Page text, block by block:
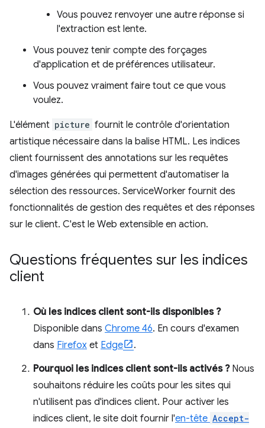
Vous pouvez renvoyer une autre réponse si
l'extraction est lente.
Vous pouvez tenir compte des forçages
d'application et de préférences utilisateur.
Vous pouvez vraiment faire tout ce que vous
voulez.
L'élément picture fournit le contrôle d'orientation
artistique nécessaire dans la balise HTML. Les indices
client fournissent des annotations sur les requêtes
d'images générées qui permettent d'automatiser la
sélection des ressources. ServiceWorker fournit des
fonctionnalités de gestion des requêtes et des réponses
sur le client. C'est le Web extensible en action.
Questions fréquentes sur les indices
client
Où les indices client sont-ils disponibles ?
Disponible dans Chrome 46. En cours d'examen
dans Firefox et Edge
.
Pourquoi les indices client sont-ils activés ?Nous
souhaitons réduire les coûts pour les sites qui
n'utilisent pas d'indices client. Pour activer les
indices client, le site doit fournir l'en-tête Accept-